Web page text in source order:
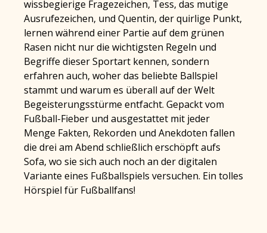
wissbegierige Fragezeichen, Tess, das mutige
Ausrufezeichen, und Quentin, der quirlige Punkt,
lernen während einer Partie auf dem grünen
Rasen nicht nur die wichtigsten Regeln und
Begriffe dieser Sportart kennen, sondern
erfahren auch, woher das beliebte Ballspiel
stammt und warum es überall auf der Welt
Begeisterungsstürme entfacht. Gepackt vom
Fußball-Fieber und ausgestattet mit jeder
Menge Fakten, Rekorden und Anekdoten fallen
die drei am Abend schließlich erschöpft aufs
Sofa, wo sie sich auch noch an der digitalen
Variante eines Fußballspiels versuchen. Ein tolles
Hörspiel für Fußballfans!